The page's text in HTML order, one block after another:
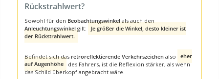
Rückstrahlwert?
Sowohl für den Beobachtungswinkelals auch den
Anleuchtungswinkelgilt:
Je größer die Winkel, desto kleiner ist
der Rückstrahlwert.
Befindet sich das retroreflektierende Verkehrszeichenalso
eher
auf Augenhöhe
des Fahrers, ist die Reflexion stärker, als wenn
das Schild überkopf angebracht wäre.